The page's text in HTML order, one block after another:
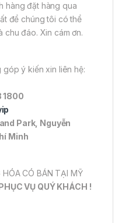
hàng đặt hàng qua
để chúng tôi có thể
chu đáo. Xin cám ơn.
ý kiến xin liên hệ:
1800
Park, Nguyễn
Minh
CÓ BÁN TẠI MỸ
VỤ QUÝ KHÁCH !